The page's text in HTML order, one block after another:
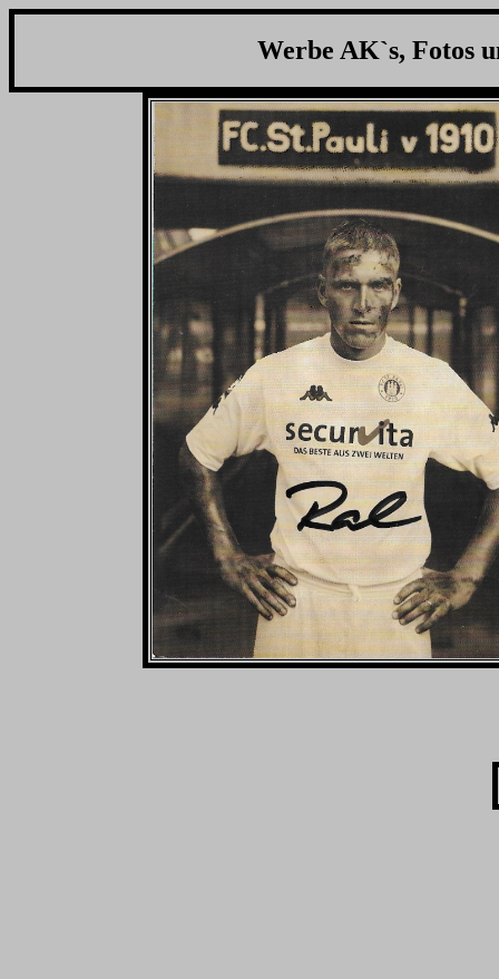
Werbe AK`s, Fotos